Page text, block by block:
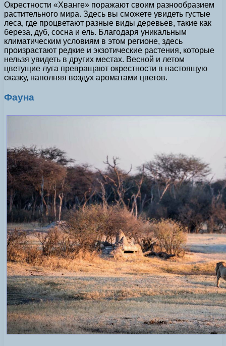
Окрестности «Хванге» поражают своим разнообразием
растительного мира. Здесь вы сможете увидеть густые
леса, где процветают разные виды деревьев, такие как
береза, дуб, сосна и ель. Благодаря уникальным
климатическим условиям в этом регионе, здесь
произрастают редкие и экзотические растения, которые
нельзя увидеть в других местах. Весной и летом
цветущие луга превращают окрестности в настоящую
сказку, наполняя воздух ароматами цветов.
Фауна